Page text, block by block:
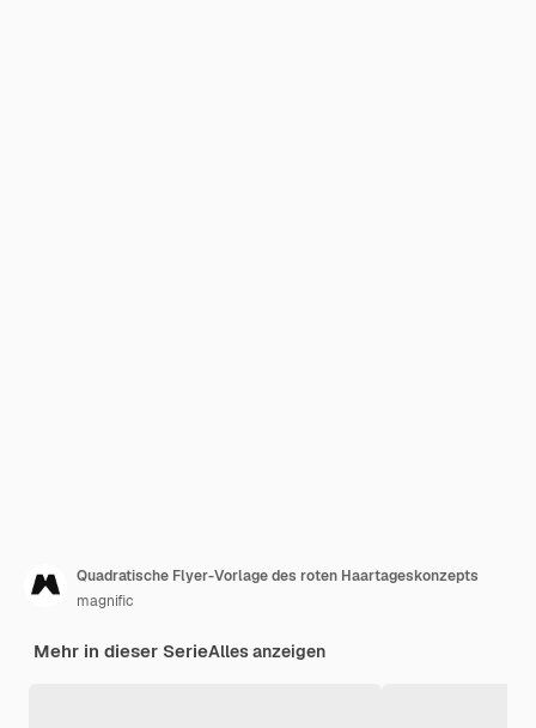
Quadratische Flyer-Vorlage des roten Haartageskonzepts
magnific
Mehr in dieser SerieAlles anzeigen